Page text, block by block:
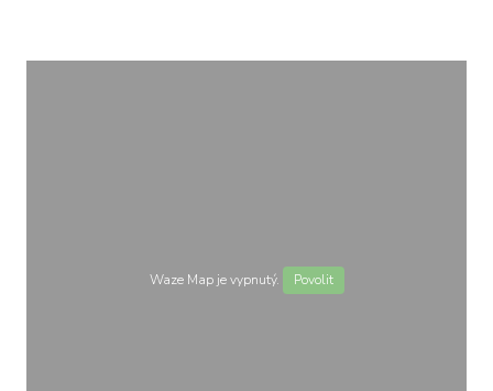
Waze Map je vypnutý. Povolit